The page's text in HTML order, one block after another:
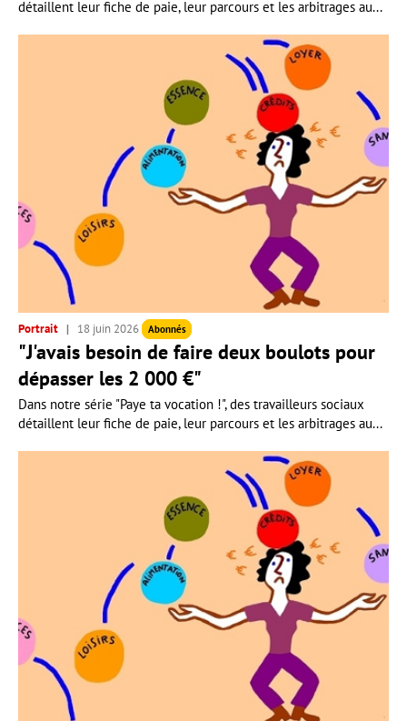
détaillent leur fiche de paie, leur parcours et les arbitrages au...
Portrait 18 juin 2026 Abonnés
"J'avais besoin de faire deux boulots pour
dépasser les 2 000 €"
Dans notre série "Paye ta vocation !", des travailleurs sociaux
détaillent leur fiche de paie, leur parcours et les arbitrages au...